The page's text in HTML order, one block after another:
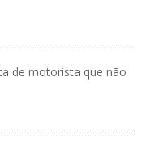
de motorista que não